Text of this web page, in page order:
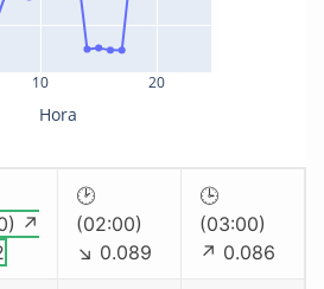
10 20
Hora
↗
🕑
(02:00)
↘ 0.089
🕒
(03:00)
↗ 0.086